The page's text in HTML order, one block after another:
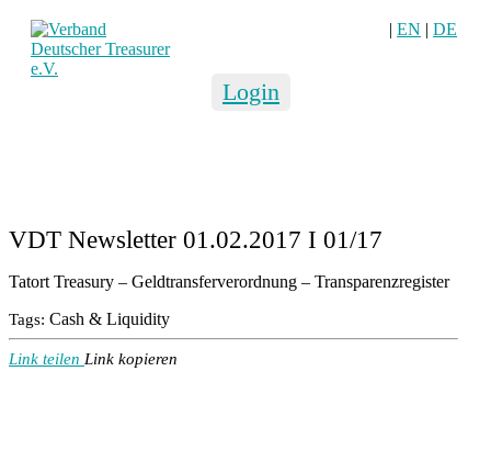
| EN | DE
Login
VDT Newsletter 01.02.2017 I 01/17
Tatort Treasury – Geldtransferverordnung – Transparenzregister
Tags: Cash & Liquidity
Link teilen Link kopieren